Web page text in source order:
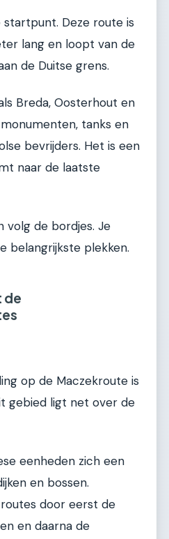
startpunt. Deze route is
lang en loopt van de
de Duitse grens.
Breda, Oosterhout en
tanks en
bevrijders. Het is een
naar de laatste
volg de bordjes. Je
belangrijkste plekken.
de
op de Maczekroute is
gebied ligt net over de
eenheden zich een
en bossen.
door eerst de
en daarna de